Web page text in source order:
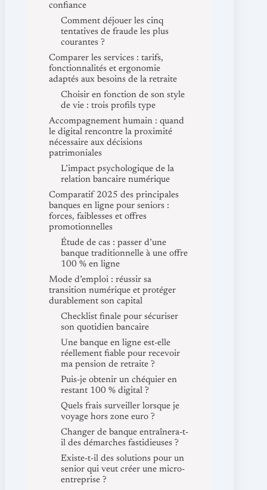
confiance
Comment déjouer les cinq
tentatives de fraude les plus
courantes ?
Comparer les services : tarifs,
fonctionnalités et ergonomie
adaptés aux besoins de la retraite
Choisir en fonction de son style
de vie : trois profils type
Accompagnement humain : quand
le digital rencontre la proximité
nécessaire aux décisions
patrimoniales
L’impact psychologique de la
relation bancaire numérique
Comparatif 2025 des principales
banques en ligne pour seniors :
forces, faiblesses et offres
promotionnelles
Étude de cas : passer d’une
banque traditionnelle à une offre
100 % en ligne
Mode d’emploi : réussir sa
transition numérique et protéger
durablement son capital
Checklist finale pour sécuriser
son quotidien bancaire
Une banque en ligne est-elle
réellement fiable pour recevoir
ma pension de retraite ?
Puis-je obtenir un chéquier en
restant 100 % digital ?
Quels frais surveiller lorsque je
voyage hors zone euro ?
Changer de banque entraînera-t-
il des démarches fastidieuses ?
Existe-t-il des solutions pour un
senior qui veut créer une micro-
entreprise ?